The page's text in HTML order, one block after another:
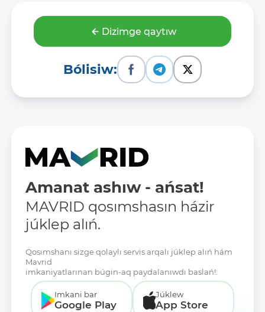
Dizimge qaytıw
Bólisiw:
Amanat ashıw - ańsat!
MAVRID qosımshasın házir
júklep alıń.
Qosımshanı sizge qolaylı servis arqalı júklep alıń hám
Mavrid
imkaniyatlarınan búgin-aq paydalanıwdı baslań!:
Imkani bar
Google Play
Júklew
App Store